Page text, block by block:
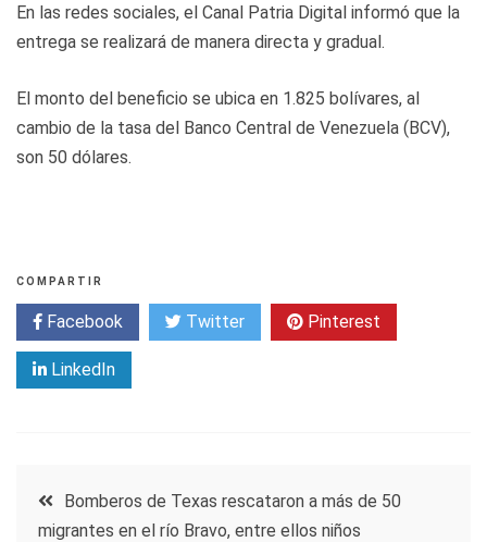
En las redes sociales, el Canal Patria Digital informó que la
entrega se realizará de manera directa y gradual.
El monto del beneficio se ubica en 1.825 bolívares, al
cambio de la tasa del Banco Central de Venezuela (BCV),
son 50 dólares.
COMPARTIR
Facebook Twitter Pinterest
LinkedIn
Navegación
Bomberos de Texas rescataron a más de 50
migrantes en el río Bravo, entre ellos niños